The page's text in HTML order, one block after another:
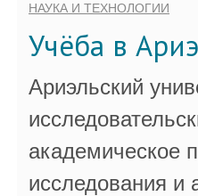
НАУКА И ТЕХНОЛОГИИ
Учёба в
Ариэльский
академическое
исследования и